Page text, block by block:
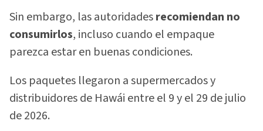
Sin embargo, las autoridadesrecomiendan no
consumirlos, incluso cuando el empaque
parezca estar en buenas condiciones.
Los paquetes llegaron a supermercados y
distribuidores de Hawái entre el 9 y el 29 de julio
de 2026.